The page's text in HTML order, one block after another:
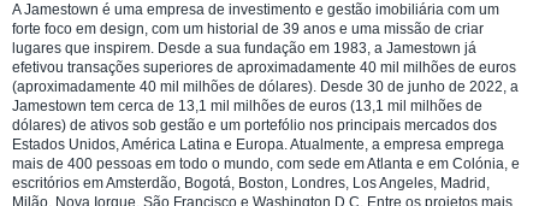
A Jamestown é uma empresa de investimento e gestão imobiliária com um
forte foco em design, com um historial de 39 anos e uma missão de criar
lugares que inspirem. Desde a sua fundação em 1983, a Jamestown já
efetivou transações superiores de aproximadamente 40 mil milhões de euros
(aproximadamente 40 mil milhões de dólares). Desde 30 de junho de 2022, a
Jamestown tem cerca de 13,1 mil milhões de euros (13,1 mil milhões de
dólares) de ativos sob gestão e um portefólio nos principais mercados dos
Estados Unidos, América Latina e Europa. Atualmente, a empresa emprega
mais de 400 pessoas em todo o mundo, com sede em Atlanta e em Colónia, e
escritórios em Amsterdão, Bogotá, Boston, Londres, Los Angeles, Madrid,
Milão, Nova Iorque, São Francisco e Washington D.C. Entre os projetos mais